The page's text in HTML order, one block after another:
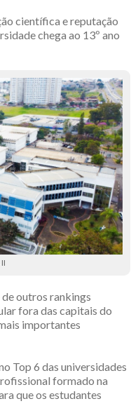
científica e reputação
chega ao 13º ano
outros rankings
fora das capitais do
importantes
Top 6 das universidades
formado na
que os estudantes